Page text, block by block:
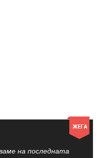
на последната